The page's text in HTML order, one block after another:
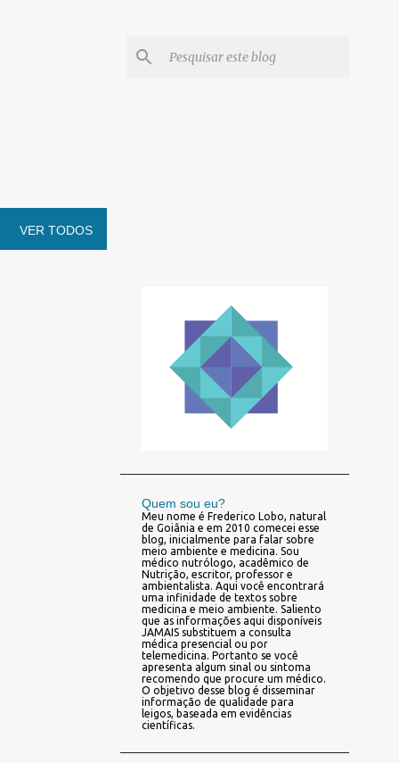
VER TODOS
Quem sou eu?
Meu nome é Frederico Lobo, natural
de Goiânia e em 2010 comecei esse
blog, inicialmente para falar sobre
meio ambiente e medicina. Sou
médico nutrólogo, acadêmico de
Nutrição, escritor, professor e
ambientalista. Aqui você encontrará
uma infinidade de textos sobre
medicina e meio ambiente. Saliento
que as informações aqui disponíveis
JAMAIS substituem a consulta
médica presencial ou por
telemedicina. Portanto se você
apresenta algum sinal ou sintoma
recomendo que procure um médico.
O objetivo desse blog é disseminar
informação de qualidade para
leigos, baseada em evidências
científicas.